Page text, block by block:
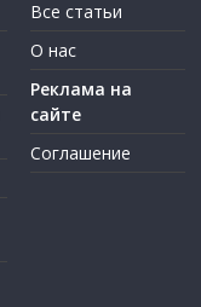
Все статьи
О нас
Реклама на
сайте
Соглашение